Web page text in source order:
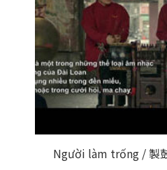
Người làm trống / 製